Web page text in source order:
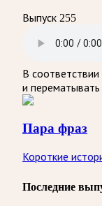
Выпуск 255
В
и
Пара фраз
Короткие
Последние